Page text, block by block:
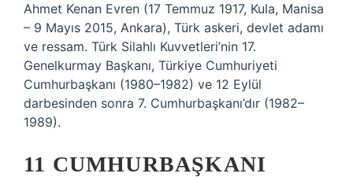
Ahmet Kenan Evren (17 Temmuz 1917, Kula, Manisa
– 9 Mayıs 2015, Ankara), Türk askeri, devlet adamı
ve ressam. Türk Silahlı Kuvvetleri’nin 17.
Genelkurmay Başkanı, Türkiye Cumhuriyeti
Cumhurbaşkanı (1980–1982) ve 12 Eylül
darbesinden sonra 7. Cumhurbaşkanı’dır (1982–
1989).
11 CUMHURBAŞKANI